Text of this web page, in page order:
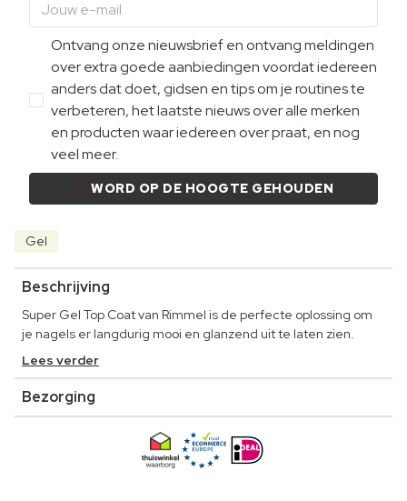
Ontvang onze nieuwsbrief en ontvang meldingen
over extra goede aanbiedingen voordat iedereen
anders dat doet, gidsen en tips om je routines te
verbeteren, het laatste nieuws over alle merken
en producten waar iedereen over praat, en nog
veel meer.
WORD OP DE HOOGTE GEHOUDEN
Gel
Beschrijving
Super Gel Top Coat van Rimmel is de perfecte oplossing om
je nagels er langdurig mooi en glanzend uit te laten zien.
Lees verder
Bezorging